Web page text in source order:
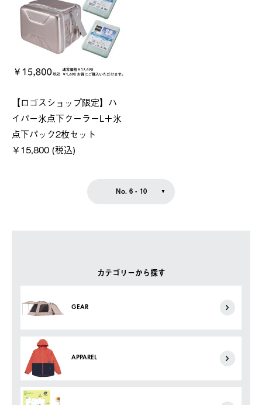
カテゴリーから探す
GEAR
APPAREL
【ロゴスショップ限定】ハ
イパー氷点下クーラーL＋氷
点下パック2枚セット
￥15,800 (税込)
No. 6 - 10